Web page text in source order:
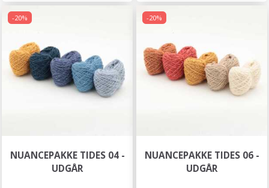
-20%
NUANCEPAKKE TIDES 04 -
UDGÅR
-20%
NUANCEPAKKE TIDES 06 -
UDGÅR